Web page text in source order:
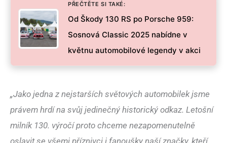
PŘEČTĚTE SI TAKÉ:
Od Škody 130 RS po Porsche 959:
Sosnová Classic 2025 nabídne v
květnu automobilové legendy v akci
„Jako jedna z nejstarších světových automobilek jsme
právem hrdí na svůj jedinečný historický odkaz. Letošní
milník 130. výročí proto chceme nezapomenutelně